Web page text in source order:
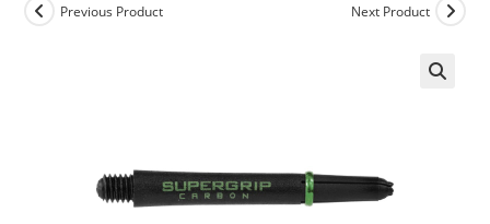
Previous Product Next Product